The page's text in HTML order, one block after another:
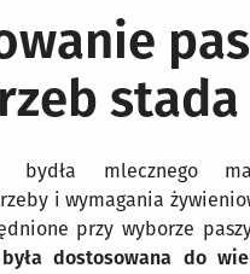
stada
bydła mlecznego
i wymagania
przy wyborze
dostosowana do